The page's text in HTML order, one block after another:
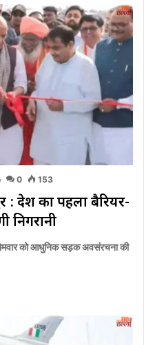
0 153
देश का पहला बैरियर-
निगरानी
को आधुनिक सड़क अवसंरचना की